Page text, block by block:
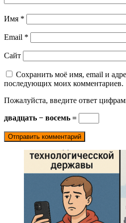
Имя *
Email *
Сайт
Сохранить моё имя, email и
последующих моих комментариев.
Пожалуйста, введите ответ
двадцать − восемь =